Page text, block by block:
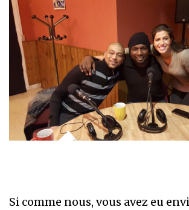
Si comme nous, vous avez eu